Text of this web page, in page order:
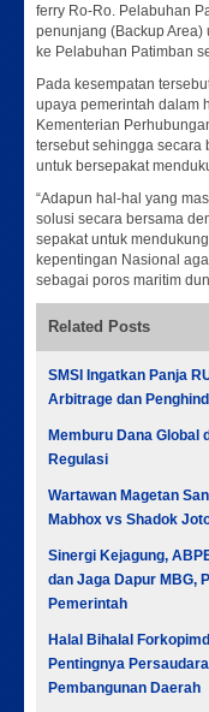
ferry Ro-Ro. Pelabuhan
penunjang (Backup
ke Pelabuhan Patimban
Pada kesempatan
upaya pemerintah dalam
Kementerian
tersebut sehingga secara
untuk bersepakat
“Adapun hal-hal yang
solusi secara bersama
sepakat untuk
kepentingan Nasional
sebagai poros maritim
Related Posts
SMSI Ingatkan Panja
Arbitrage dan
Memburu Dana Global
Regulasi
Wartawan Magetan
Mabhox vs Shadok
Sinergi Kejagung,
dan Jaga Dapur MBG,
Pemerintah
Halal Bihalal
Pentingnya
Pembangunan Daerah